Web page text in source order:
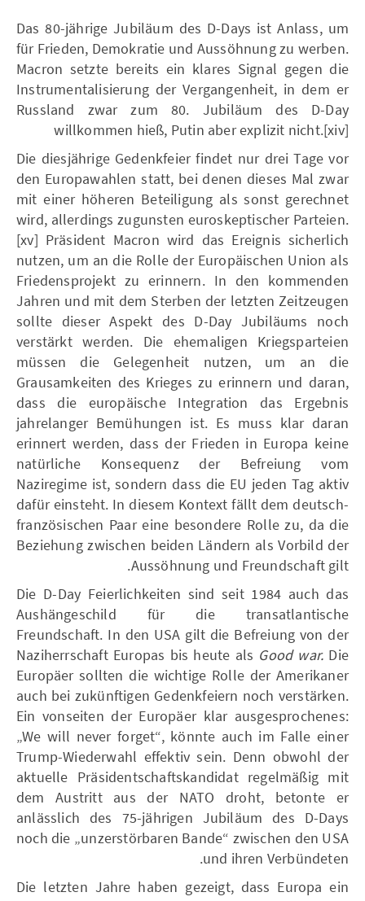
Das 80-jährige Jubiläum des D-Days ist Anlass, um
für Frieden, Demokratie und Aussöhnung zu werben.
Macron setzte bereits ein klares Signal gegen die
Instrumentalisierung der Vergangenheit, in dem er
Russland zwar zum 80. Jubiläum des D-Day
willkommen hieß, Putin aber explizit nicht.[xiv]
Die diesjährige Gedenkfeier findet nur drei Tage vor
den Europawahlen statt, bei denen dieses Mal zwar
mit einer höheren Beteiligung als sonst gerechnet
wird, allerdings zugunsten euroskeptischer Parteien.
[xv] Präsident Macron wird das Ereignis sicherlich
nutzen, um an die Rolle der Europäischen Union als
Friedensprojekt zu erinnern. In den kommenden
Jahren und mit dem Sterben der letzten Zeitzeugen
sollte dieser Aspekt des D-Day Jubiläums noch
verstärkt werden. Die ehemaligen Kriegsparteien
müssen die Gelegenheit nutzen, um an die
Grausamkeiten des Krieges zu erinnern und daran,
dass die europäische Integration das Ergebnis
jahrelanger Bemühungen ist. Es muss klar daran
erinnert werden, dass der Frieden in Europa keine
natürliche Konsequenz der Befreiung vom
Naziregime ist, sondern dass die EU jeden Tag aktiv
dafür einsteht. In diesem Kontext fällt dem deutsch-
französischen Paar eine besondere Rolle zu, da die
Beziehung zwischen beiden Ländern als Vorbild der
Aussöhnung und Freundschaft gilt.
Die D-Day Feierlichkeiten sind seit 1984 auch das
Aushängeschild für die transatlantische
Freundschaft. In den USA gilt die Befreiung von der
Naziherrschaft Europas bis heute als Good war. Die
Europäer sollten die wichtige Rolle der Amerikaner
auch bei zukünftigen Gedenkfeiern noch verstärken.
Ein vonseiten der Europäer klar ausgesprochenes:
„We will never forget“, könnte auch im Falle einer
Trump-Wiederwahl effektiv sein. Denn obwohl der
aktuelle Präsidentschaftskandidat regelmäßig mit
dem Austritt aus der NATO droht, betonte er
anlässlich des 75-jährigen Jubiläum des D-Days
noch die „unzerstörbaren Bande“ zwischen den USA
und ihren Verbündeten.
Die letzten Jahre haben gezeigt, dass Europa ein